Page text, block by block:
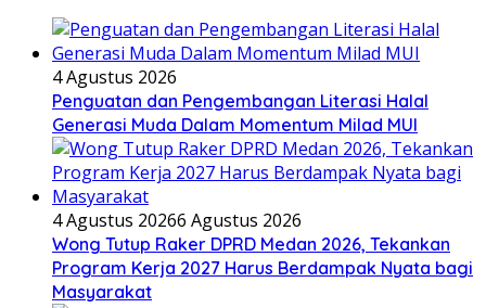
4 Agustus 2026
Penguatan dan Pengembangan Literasi Halal
Generasi Muda Dalam Momentum Milad MUI
4 Agustus 20266 Agustus 2026
Wong Tutup Raker DPRD Medan 2026, Tekankan
Program Kerja 2027 Harus Berdampak Nyata bagi
Masyarakat